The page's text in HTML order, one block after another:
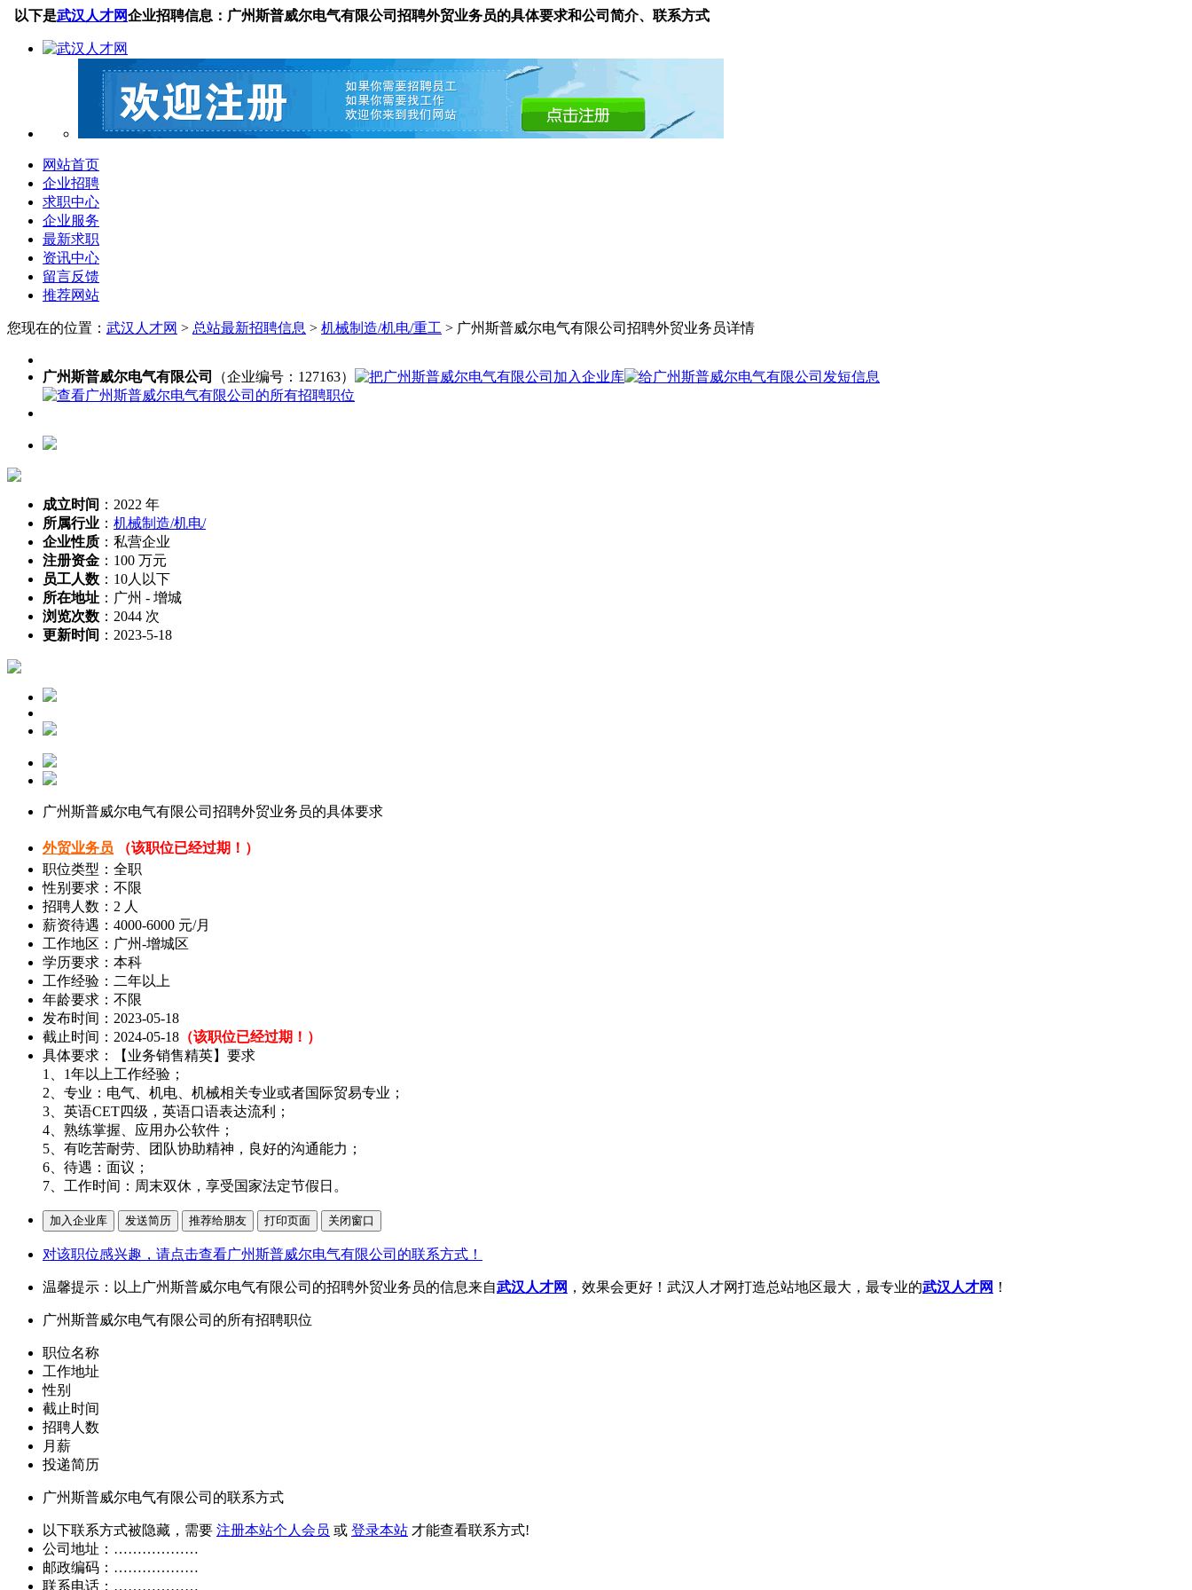
以下是武汉人才网企业招聘信息：广州斯普威尔电气有限公司招聘外贸业务员的具体要求和公司简介、联系方式
网站首页
企业招聘
求职中心
企业服务
最新求职
资讯中心
留言反馈
推荐网站
您现在的位置： 武汉人才网 > 总站最新招聘信息 > 机械制造/机电/重工 > 广州斯普威尔电气有限公司招聘外贸业务员详情
广州斯普威尔电气有限公司 （企业编号：127163）
成立时间 ： 2022 年
所属行业 ： 机械制造/机电/
企业性质 ： 私营企业
注册资金 ： 100 万元
员工人数 ： 10人以下
所在地址 ： 广州 - 增城
浏览次数 ： 2044 次
更新时间 ： 2023-5-18
广州斯普威尔电气有限公司招聘外贸业务员的具体要求
外贸业务员
（该职位已经过期！）
职位类型：全职
性别要求：不限
招聘人数：2 人
薪资待遇：4000-6000 元/月
工作地区：广州-增城区
学历要求：本科
工作经验：二年以上
年龄要求：不限
发布时间：2023-05-18
截止时间：2024-05-18 （该职位已经过期！）
具体要求：【业务销售精英】要求
1、1年以上工作经验；
2、专业：电气、机电、机械相关专业或者国际贸易专业；
3、英语CET四级，英语口语表达流利；
4、熟练掌握、应用办公软件；
5、有吃苦耐劳、团队协助精神，良好的沟通能力；
6、待遇：面议；
7、工作时间：周末双休，享受国家法定节假日。
对该职位感兴趣，请点击查看广州斯普威尔电气有限公司的联系方式！
温馨提示：以上广州斯普威尔电气有限公司的招聘外贸业务员的信息来自武汉人才网 ，效果会更好！武汉人才网打造总站地区最大，最专业的武汉人才网 ！
广州斯普威尔电气有限公司的所有招聘职位
职位名称
工作地址
性别
截止时间
招聘人数
月薪
投递简历
广州斯普威尔电气有限公司的联系方式
以下联系方式被隐藏，需要 注册本站个人会员 或 登录本站 才能查看联系方式!
公司地址：………………
邮政编码：………………
联系电话：………………